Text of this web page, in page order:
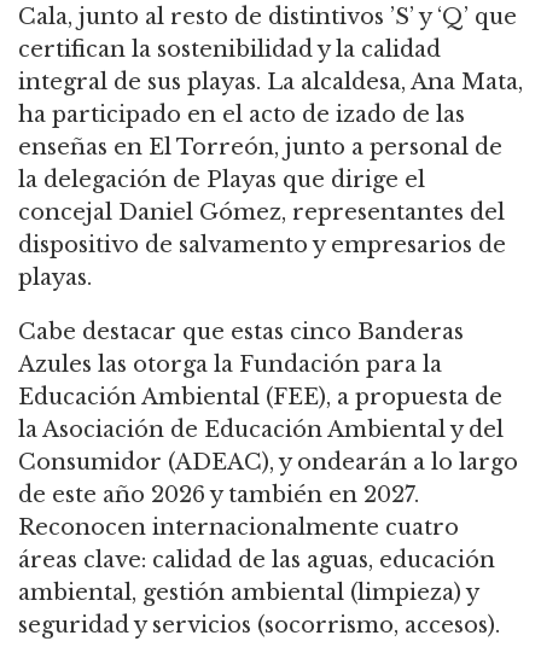
Cala, junto al resto de distintivos ’S’ y ‘Q’ que
certifican la sostenibilidad y la calidad
integral de sus playas. La alcaldesa, Ana Mata,
ha participado en el acto de izado de las
enseñas en El Torreón, junto a personal de
la delegación de Playas que dirige el
concejal Daniel Gómez, representantes del
dispositivo de salvamento y empresarios de
playas.
Cabe destacar que estas cinco Banderas
Azules las otorga la Fundación para la
Educación Ambiental (FEE), a propuesta de
la Asociación de Educación Ambiental y del
Consumidor (ADEAC), y ondearán a lo largo
de este año 2026 y también en 2027.
Reconocen internacionalmente cuatro
áreas clave: calidad de las aguas, educación
ambiental, gestión ambiental (limpieza) y
seguridad y servicios (socorrismo, accesos).